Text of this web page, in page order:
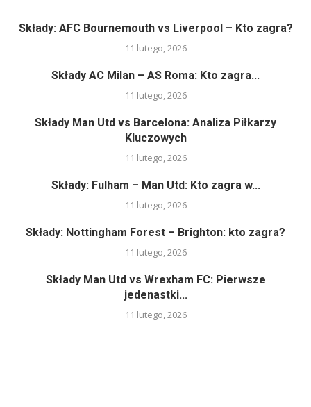
Składy: AFC Bournemouth vs Liverpool – Kto zagra?
11 lutego, 2026
Składy AC Milan – AS Roma: Kto zagra...
11 lutego, 2026
Składy Man Utd vs Barcelona: Analiza Piłkarzy
Kluczowych
11 lutego, 2026
Składy: Fulham – Man Utd: Kto zagra w...
11 lutego, 2026
Składy: Nottingham Forest – Brighton: kto zagra?
11 lutego, 2026
Składy Man Utd vs Wrexham FC: Pierwsze
jedenastki...
11 lutego, 2026